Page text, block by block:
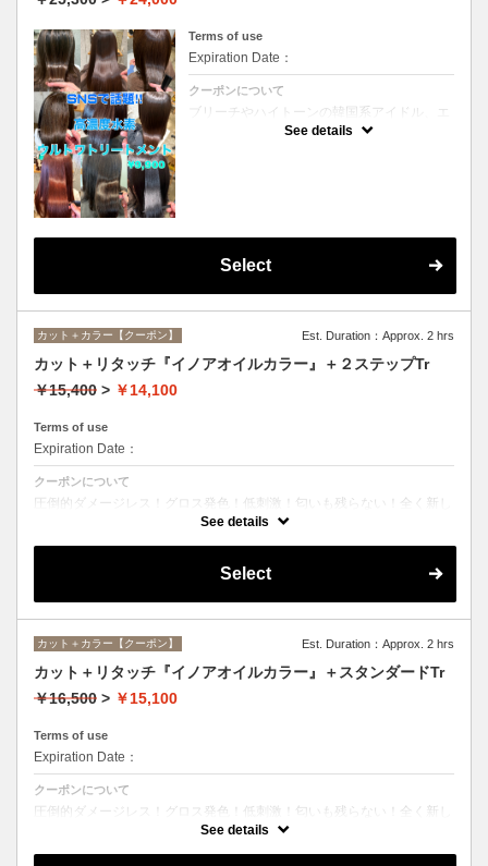
Terms of use
Expiration Date：
クーポンについて
ブリーチやハイトーンの韓国系アイドル、エ
イジング毛にお悩みの美魔女も夢中！全ての
世代、髪質、メニューに対応できる髪質改善
See details
Select
カット＋カラー【クーポン】 Est. Duration：Approx. 2 hrs
カット＋リタッチ『イノアオイルカラー』＋２ステップTr
￥15,400 > ￥14,100
Terms of use
Expiration Date：
クーポンについて
圧倒的ダメージレス！グロス発色！低刺激！匂いも残らない！全く新し
い処方のイノアオイルカラーのセットメニュー☆シャンプー、ブロー込
See details
Select
カット＋カラー【クーポン】 Est. Duration：Approx. 2 hrs
カット＋リタッチ『イノアオイルカラー』＋スタンダードTr
￥16,500 > ￥15,100
Terms of use
Expiration Date：
クーポンについて
圧倒的ダメージレス！グロス発色！低刺激！匂いも残らない！全く新し
い処方のイノアオイルカラーのセットメニュー☆シャンプー、ブロー込
See details